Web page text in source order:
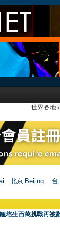
世界各地
北京 Beijing 台
培生百萬挑戰再被